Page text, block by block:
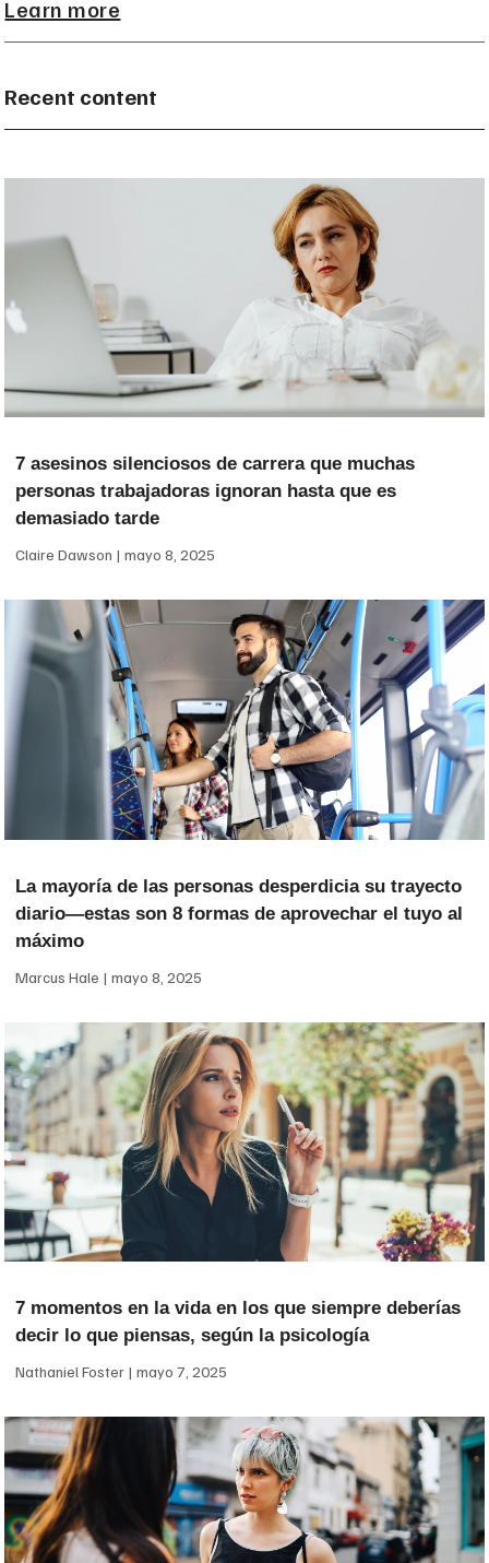
Learn more
Recent content
7 asesinos silenciosos de carrera que muchas
personas trabajadoras ignoran hasta que es
demasiado tarde
Claire Dawson mayo 8, 2025
La mayoría de las personas desperdicia su trayecto
diario—estas son 8 formas de aprovechar el tuyo al
máximo
Marcus Hale mayo 8, 2025
7 momentos en la vida en los que siempre deberías
decir lo que piensas, según la psicología
Nathaniel Foster mayo 7, 2025